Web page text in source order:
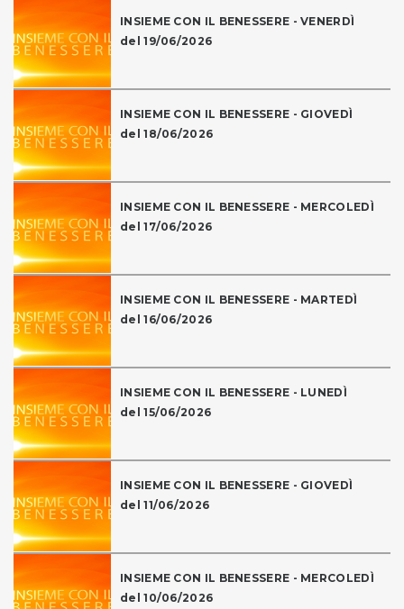
INSIEME CON IL BENESSERE - VENERDÌ
del 19/06/2026
INSIEME CON IL BENESSERE - GIOVEDÌ
del 18/06/2026
INSIEME CON IL BENESSERE - MERCOLEDÌ
del 17/06/2026
INSIEME CON IL BENESSERE - MARTEDÌ
del 16/06/2026
INSIEME CON IL BENESSERE - LUNEDÌ
del 15/06/2026
INSIEME CON IL BENESSERE - GIOVEDÌ
del 11/06/2026
INSIEME CON IL BENESSERE - MERCOLEDÌ
del 10/06/2026